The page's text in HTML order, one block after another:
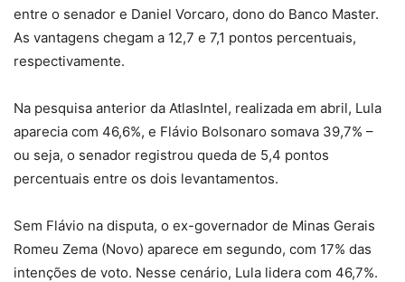
entre o senador e Daniel Vorcaro, dono do Banco Master.
As vantagens chegam a 12,7 e 7,1 pontos percentuais,
respectivamente.
Na pesquisa anterior da AtlasIntel, realizada em abril, Lula
aparecia com 46,6%, e Flávio Bolsonaro somava 39,7% –
ou seja, o senador registrou queda de 5,4 pontos
percentuais entre os dois levantamentos.
Sem Flávio na disputa, o ex-governador de Minas Gerais
Romeu Zema (Novo) aparece em segundo, com 17% das
intenções de voto. Nesse cenário, Lula lidera com 46,7%.